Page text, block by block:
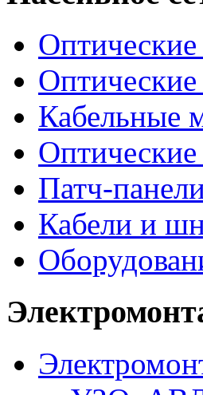
Кабельные
Оптические
Патч-
Кабели и